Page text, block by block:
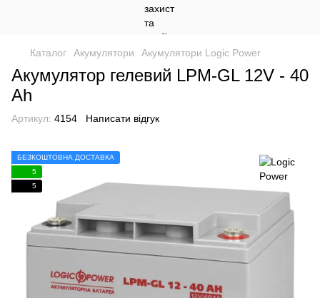
Каталог Акумулятори Акумулятори Logic Power
Акумулятор гелевий LPM-GL 12V - 40
Ah
Артикул: 4154 Написати відгук
БЕЗКОШТОВНА ДОСТАВКА
5
5